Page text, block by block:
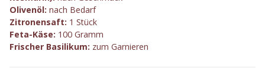
Olivenöl: nach Bedarf
Zitronensaft: 1 Stück
Feta-Käse: 100 Gramm
Frischer Basilikum: zum Garnieren